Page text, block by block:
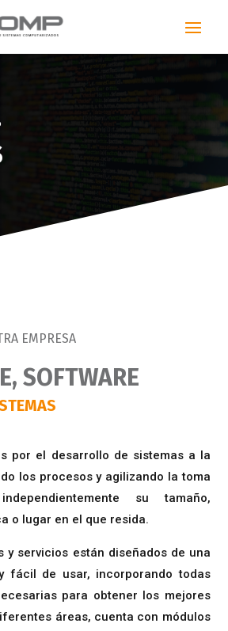
EMPRESA
SOFTWARE
por el desarrollo de sistemas a la
los procesos y agilizando la toma
su tamaño,
o lugar en el que resida.
y servicios están diseñados de una
fácil de usar, incorporando todas
para obtener los mejores
áreas, cuenta con módulos